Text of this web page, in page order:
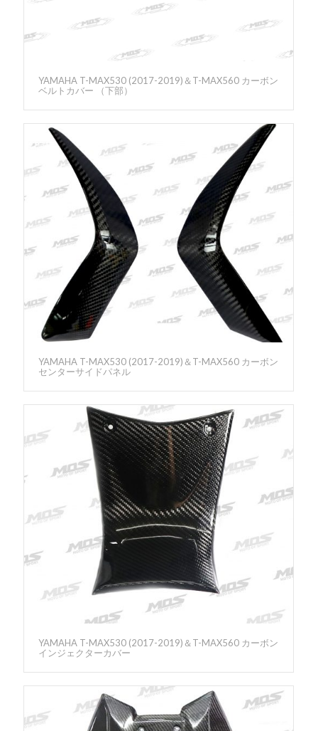
YAMAHA T-MAX530 (2017-2019)＆T-MAX560 カーボン
ベルトカバー （下部）
YAMAHA T-MAX530 (2017-2019)＆T-MAX560 カーボン
センターサイドパネル
YAMAHA T-MAX530 (2017-2019)＆T-MAX560 カーボン
インジェクターカバー